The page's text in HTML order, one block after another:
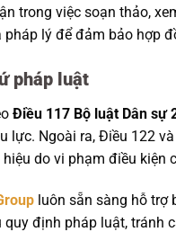
trong việc soạn thảo,
pháp lý để đảm bảo hợp
pháp luật
Điều 117 Bộ luật Dân sự
lực. Ngoài ra, Điều 122
do vi phạm điều kiện
luôn sẵn sàng hỗ trợ
định pháp luật, tránh